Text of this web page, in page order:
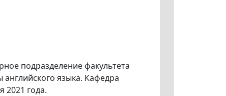
подразделение факультета
языка. Кафедра
2021 года.